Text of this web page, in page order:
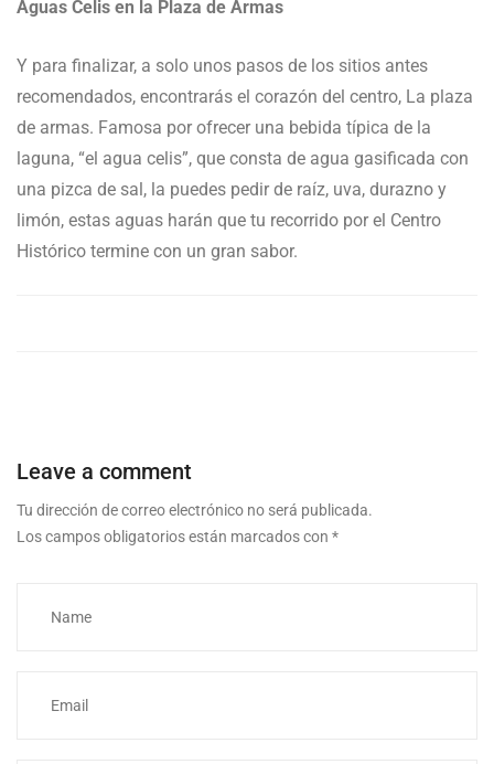
Aguas Celis en la Plaza de Armas
Y para finalizar, a solo unos pasos de los sitios antes
recomendados, encontrarás el corazón del centro, La plaza
de armas. Famosa por ofrecer una bebida típica de la
laguna, “el agua celis”, que consta de agua gasificada con
una pizca de sal, la puedes pedir de raíz, uva, durazno y
limón, estas aguas harán que tu recorrido por el Centro
Histórico termine con un gran sabor.
Leave a comment
Tu dirección de correo electrónico no será publicada.
Los campos obligatorios están marcados con *